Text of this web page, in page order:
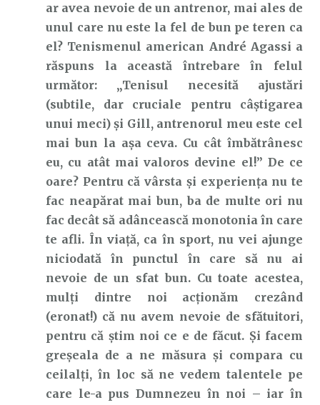
ar avea nevoie de un antrenor, mai ales de
unul care nu este la fel de bun pe teren ca
el? Tenismenul american André Agassi a
răspuns la această întrebare în felul
următor: „Tenisul necesită ajustări
(subtile, dar cruciale pentru câștigarea
unui meci) și Gill, antrenorul meu este cel
mai bun la așa ceva. Cu cât îmbătrânesc
eu, cu atât mai valoros devine el!” De ce
oare? Pentru că vârsta și experiența nu te
fac neapărat mai bun, ba de multe ori nu
fac decât să adâncească monotonia în care
te afli. În viață, ca în sport, nu vei ajunge
niciodată în punctul în care să nu ai
nevoie de un sfat bun. Cu toate acestea,
mulți dintre noi acționăm crezând
(eronat!) că nu avem nevoie de sfătuitori,
pentru că știm noi ce e de făcut. Și facem
greșeala de a ne măsura și compara cu
ceilalți, în loc să ne vedem talentele pe
care le-a pus Dumnezeu în noi – iar în